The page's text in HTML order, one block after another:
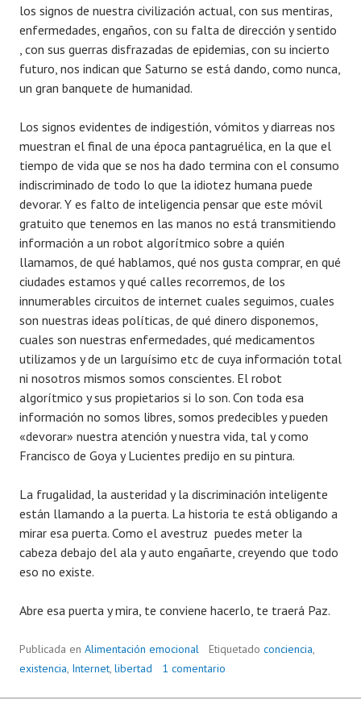
los signos de nuestra civilización actual, con sus mentiras,
enfermedades, engaños, con su falta de dirección y sentido
, con sus guerras disfrazadas de epidemias, con su incierto
futuro, nos indican que Saturno se está dando, como nunca,
un gran banquete de humanidad.
Los signos evidentes de indigestión, vómitos y diarreas nos
muestran el final de una época pantagruélica, en la que el
tiempo de vida que se nos ha dado termina con el consumo
indiscriminado de todo lo que la idiotez humana puede
devorar. Y es falto de inteligencia pensar que este móvil
gratuito que tenemos en las manos no está transmitiendo
información a un robot algorítmico sobre a quién
llamamos, de qué hablamos, qué nos gusta comprar, en qué
ciudades estamos y qué calles recorremos, de los
innumerables circuitos de internet cuales seguimos, cuales
son nuestras ideas políticas, de qué dinero disponemos,
cuales son nuestras enfermedades, qué medicamentos
utilizamos y de un larguísimo etc de cuya información total
ni nosotros mismos somos conscientes. El robot
algorítmico y sus propietarios si lo son. Con toda esa
información no somos libres, somos predecibles y pueden
«devorar» nuestra atención y nuestra vida, tal y como
Francisco de Goya y Lucientes predijo en su pintura.
La frugalidad, la austeridad y la discriminación inteligente
están llamando a la puerta. La historia te está obligando a
mirar esa puerta. Como el avestruz puedes meter la
cabeza debajo del ala y auto engañarte, creyendo que todo
eso no existe.
Abre esa puerta y mira, te conviene hacerlo, te traerá Paz.
Publicada en Alimentación emocional Etiquetado conciencia,
existencia, Internet, libertad 1 comentario